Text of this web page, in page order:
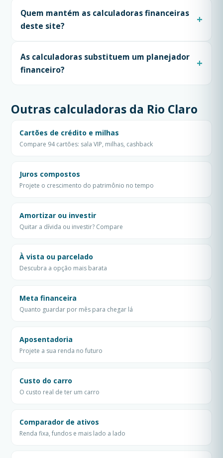
Quem mantém as calculadoras financeiras
deste site?
As calculadoras substituem um planejador
financeiro?
Outras calculadoras da Rio Claro
Cartões de crédito e milhas
Compare 94 cartões: sala VIP, milhas, cashback
Juros compostos
Projete o crescimento do patrimônio no tempo
Amortizar ou investir
Quitar a dívida ou investir? Compare
À vista ou parcelado
Descubra a opção mais barata
Meta financeira
Quanto guardar por mês para chegar lá
Aposentadoria
Projete a sua renda no futuro
Custo do carro
O custo real de ter um carro
Comparador de ativos
Renda fixa, fundos e mais lado a lado